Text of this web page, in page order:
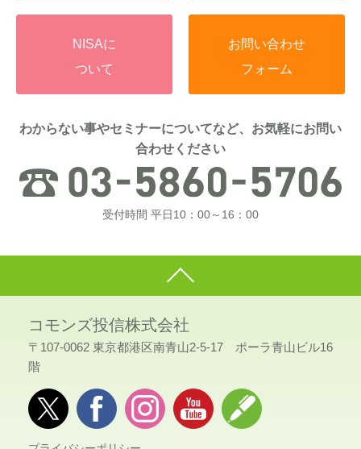
NISAに
ついて
お問い合わせ
フォーム
わからない事やセミナーについてなど、お気軽にお問い
合わせください
受付時間 平日10：00～16：00
コモンズ投信株式会社
〒107-0062 東京都港区南青山2-5-17 ポーラ青山ビル16
階